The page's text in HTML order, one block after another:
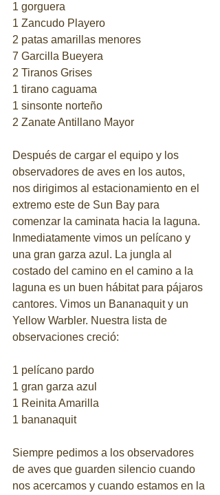
1 gorguera
1 Zancudo Playero
2 patas amarillas menores
7 Garcilla Bueyera
2 Tiranos Grises
1 tirano caguama
1 sinsonte norteño
2 Zanate Antillano Mayor
Después de cargar el equipo y los
observadores de aves en los autos,
nos dirigimos al estacionamiento en el
extremo este de Sun Bay para
comenzar la caminata hacia la laguna.
Inmediatamente vimos un pelícano y
una gran garza azul. La jungla al
costado del camino en el camino a la
laguna es un buen hábitat para pájaros
cantores. Vimos un Bananaquit y un
Yellow Warbler. Nuestra lista de
observaciones creció:
1 pelícano pardo
1 gran garza azul
1 Reinita Amarilla
1 bananaquit
Siempre pedimos a los observadores
de aves que guarden silencio cuando
nos acercamos y cuando estamos en la